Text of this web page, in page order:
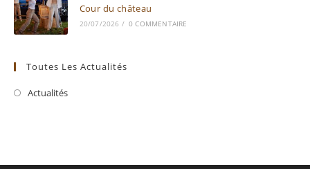
Cour du château
20/07/2026 / 0 COMMENTAIRE
Toutes Les Actualités
Actualités